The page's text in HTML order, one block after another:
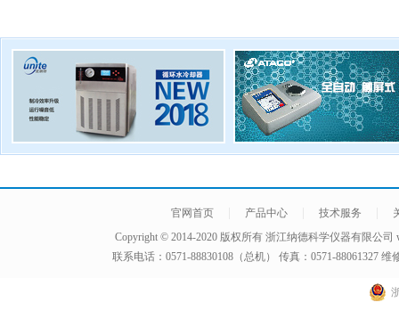
官网首页 产品中心 技术服务
Copyright © 2014-2020 版权所有 浙江纳德科学仪器有限公司
联系电话：0571-88830108（总机） 传真：0571-88061327